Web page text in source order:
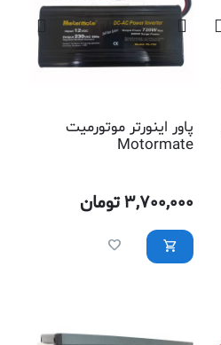
پاور اینورتر موتورمیت
Motormate
3,700,000تومان